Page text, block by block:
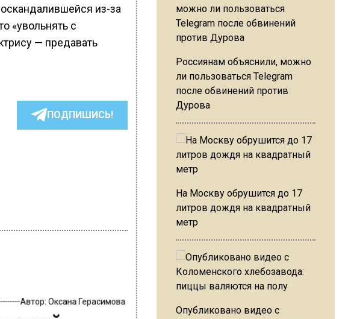
из-за
«увольнять с
— предавать
ПОДПИШИСЬ!
Россиянам объяснили, можно
ли пользоваться Telegram
после обвинений против
Дурова
На Москву обрушится до 17
литров дождя на квадратный
метр
Опубликовано видео с